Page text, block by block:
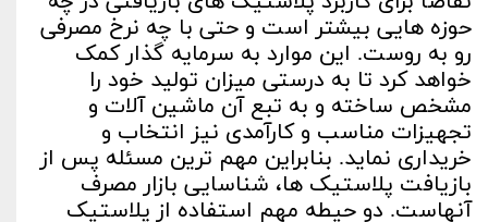
حوزه هایی بیشتر است و حتی با چه نرخ مصرفی
رو به روست. این موارد به سرمایه گذار کمک
خواهد کرد تا به درستی میزان تولید خود را
مشخص ساخته و به تبع آن ماشین آلات و
تجهیزات مناسب و کارآمدی نیز انتخاب و
خریداری نماید. بنابراین مهم ترین مسئله پس از
بازیافت پلاستیک ها، شناسایی بازار مصرف
آنهاست. دو حیطه مهم استفاده از پلاستیک